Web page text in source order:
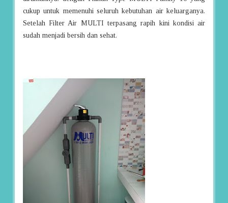
cukup untuk memenuhi seluruh kebutuhan air keluarganya.
Setelah Filter Air MULTI terpasang rapih kini kondisi air
sudah menjadi bersih dan sehat.